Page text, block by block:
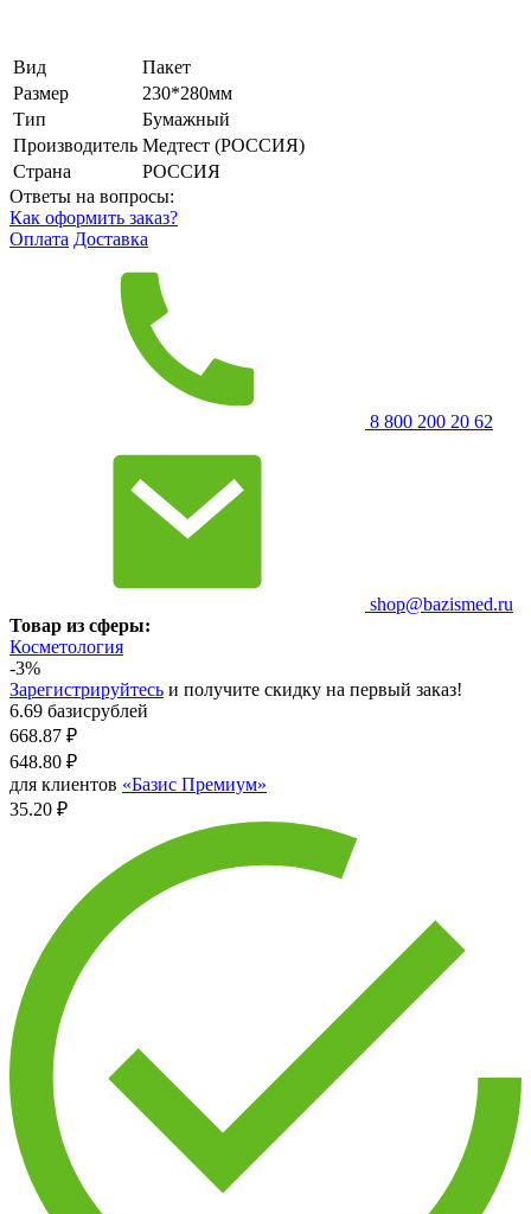
Вид
Пакет
Размер
230*280мм
Тип
Бумажный
Производитель Медтест (РОССИЯ)
Страна
РОССИЯ
Ответы на вопросы:
Как оформить заказ?
Оплата Доставка
8 800 200 20 62
shop@bazismed.ru
Товар из сферы:
Косметология
-3%
Зарегистрируйтесь и получите скидку на первый заказ!
6.69 базисрублей
668.87 ₽
648.80 ₽
для клиентов «Базис Премиум»
35.20 ₽